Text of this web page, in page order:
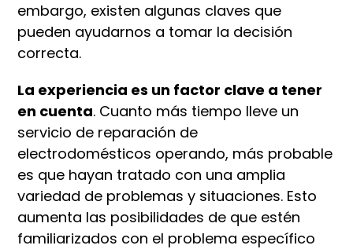
embargo, existen algunas claves que
pueden ayudarnos a tomar la decisión
correcta.
La experiencia es un factor clave a tener
en cuenta. Cuanto más tiempo lleve un
servicio de reparación de
electrodomésticos operando, más probable
es que hayan tratado con una amplia
variedad de problemas y situaciones. Esto
aumenta las posibilidades de que estén
familiarizados con el problema específico